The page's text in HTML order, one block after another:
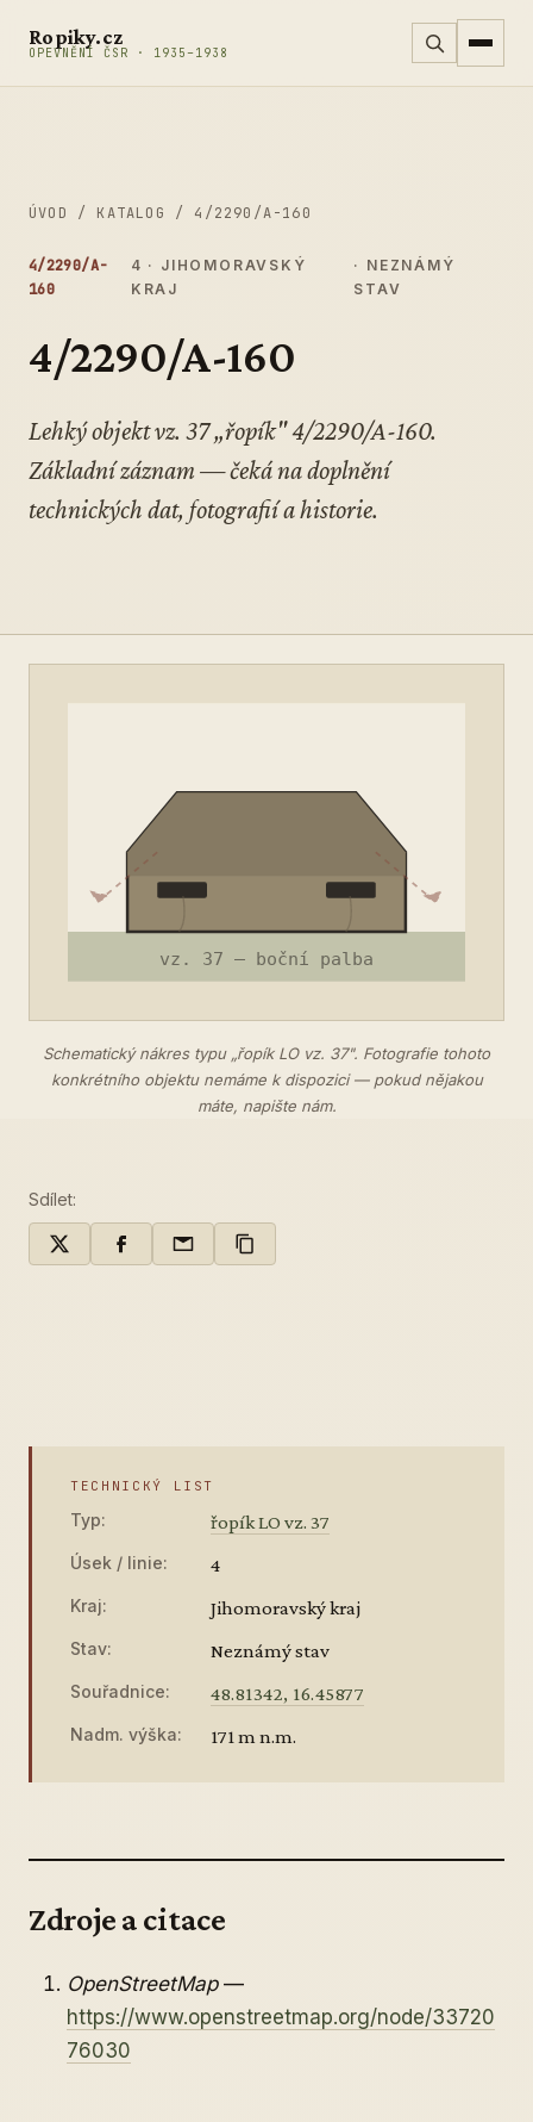
Ropiky.cz
OPEVNĚNÍ ČSR · 1935–1938
ÚVOD / KATALOG / 4/2290/A-160
4/2290/A-
160
4 · JIHOMORAVSKÝ
KRAJ
· NEZNÁMÝ
STAV
4/2290/A-160
Lehký objekt vz. 37 „řopík" 4/2290/A-160.
Základní záznam — čeká na doplnění
technických dat, fotografií a historie.
Schematický nákres typu „řopík LO vz. 37". Fotografie tohoto
konkrétního objektu nemáme k dispozici — pokud nějakou
máte, napište nám.
Sdílet:
TECHNICKÝ LIST
Typ: řopík LO vz. 37
Úsek / linie: 4
Kraj: Jihomoravský kraj
Stav: Neznámý stav
Souřadnice: 48.81342, 16.45877
Nadm. výška: 171 m n.m.
Zdroje a citace
OpenStreetMap—
https://www.openstreetmap.org/node/33720
76030